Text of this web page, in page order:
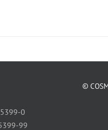
0
99
©